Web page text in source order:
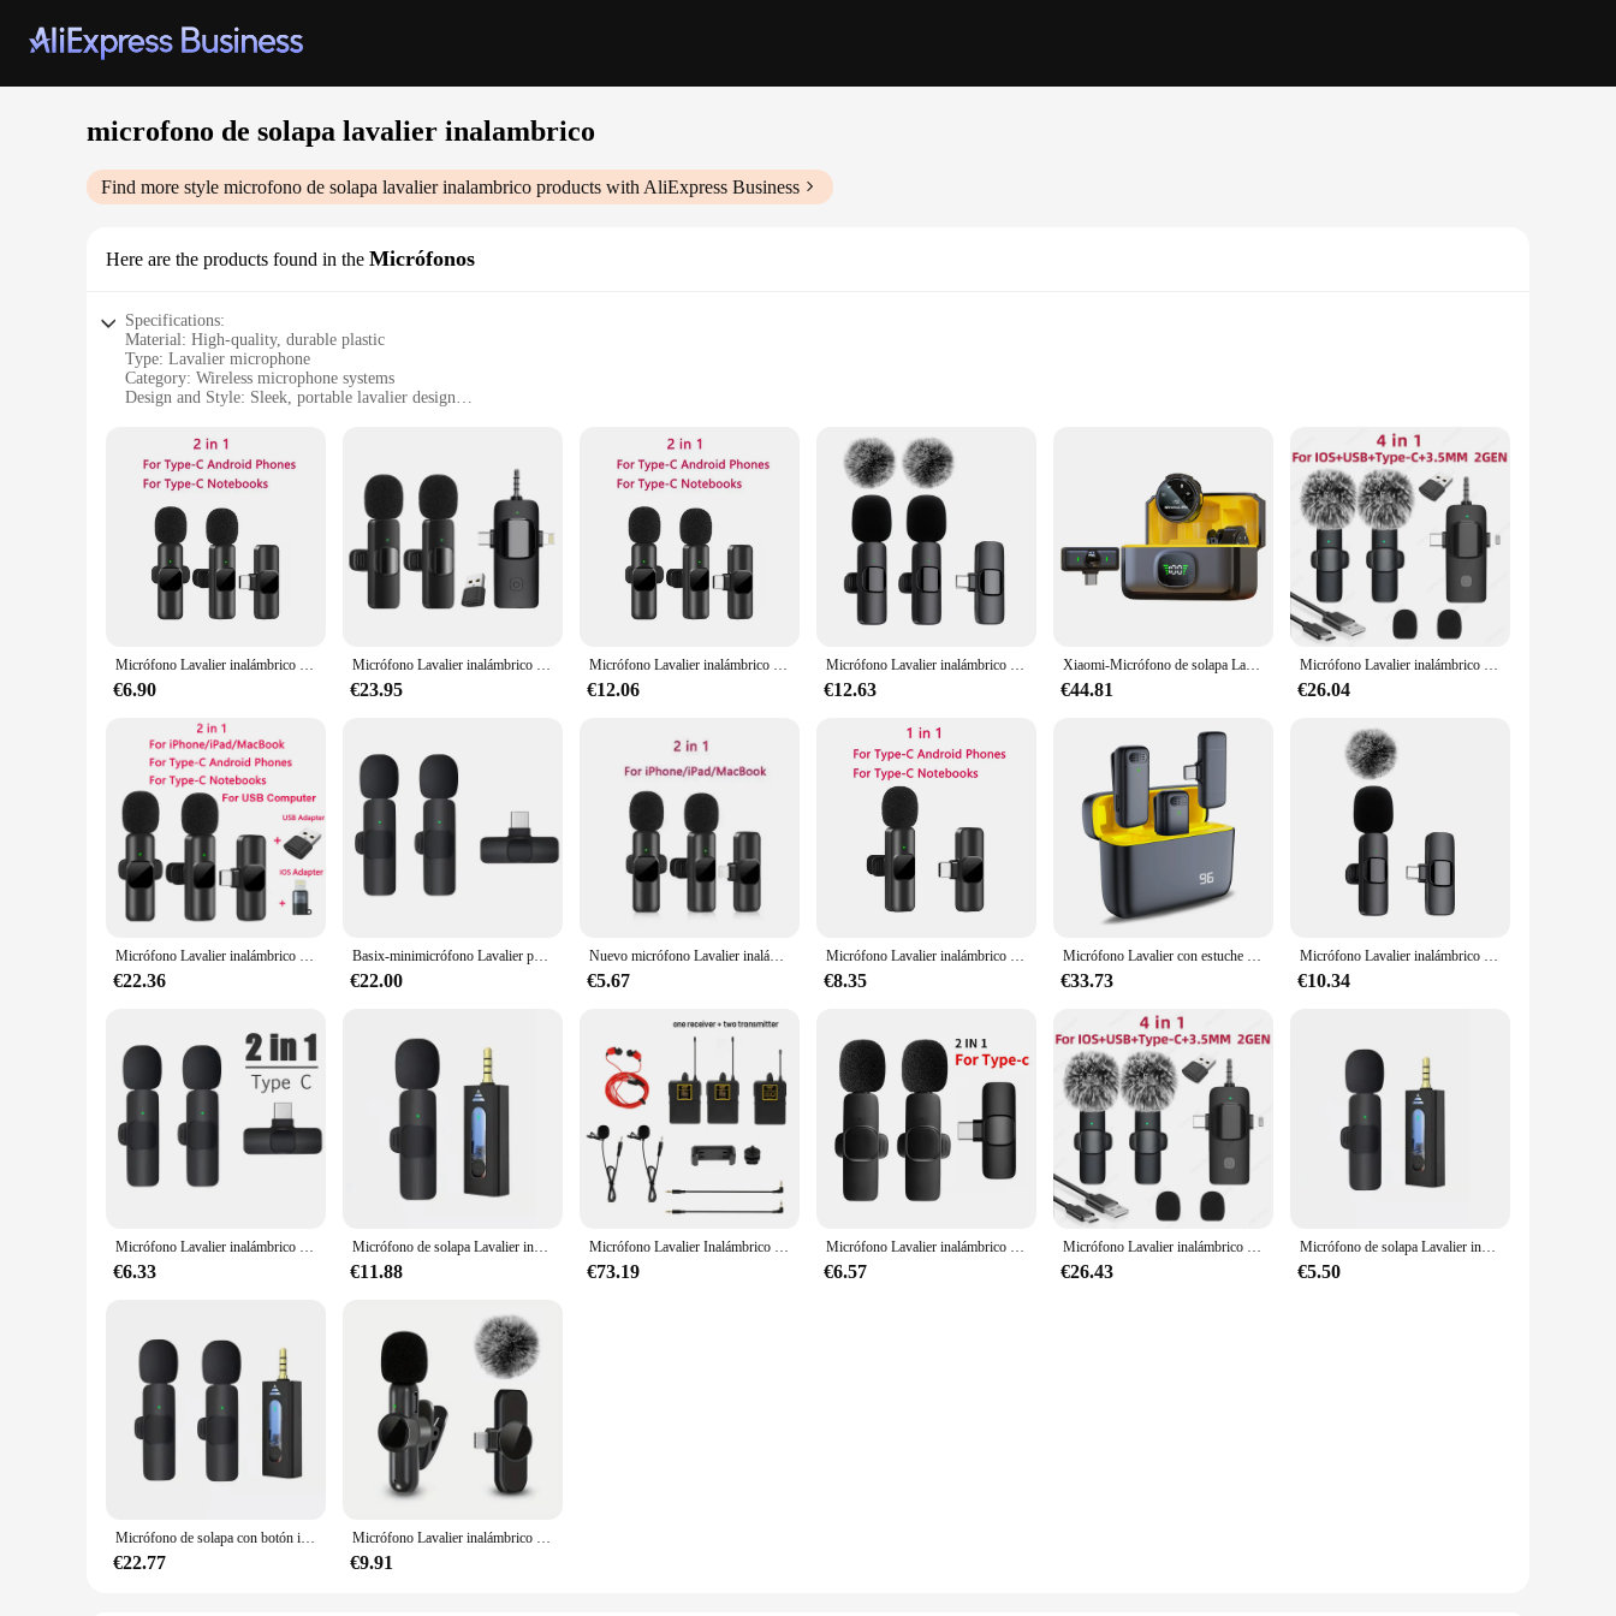
microfono de solapa lavalier inalambrico
Find more style microfono de solapa lavalier inalambrico products with AliExpress Business
Here are the products found in the Micrófonos
Specifications:
Material: High-quality, durable plastic
Type: Lavalier microphone
Category: Wireless microphone systems
Design and Style: Sleek, portable lavalier design
Performance and Property: Omnidirectional pickup pattern for clear audio capture
Features:
**Unmatched Convenience and Quality**
The microfono de solapa lavalier inalambrico is a testament to the seamless blend of convenience and quality in audio recording. This wireless lavalier microphone is designed to be a reliable
companion for various audio applications, from professional interviews to live performances. The sleek, portable design ensures that it can be easily attached to clothing, making it a discreet and
unobtrusive solution for capturing audio without the need for cables or wires.
This microphone system is not just about performance; it's also about user-friendliness. The wireless functionality allows for greater freedom of movement, making it an excellent choice for dynamic
settings. The omnidirectional pickup pattern ensures that the microphone captures audio from all directions, providing a clear and balanced sound. Whether you're a professional broadcaster, a
podcaster, or a content creator, this microphone is versatile enough to meet your audio needs.
**Optimized for Diverse Scenarios**
The microfono de solapa lavalier inalambrico is not just for personal use; it's also a valuable asset for vendors, suppliers, and wholesalers. Its durable construction and reliable performance make it a
top choice for those looking to provide quality audio equipment to their customers. Whether you're setting up a podcast studio, conducting interviews, or capturing live events, this microphone set is
designed to perform in diverse scenarios, ensuring that your audio is captured with clarity and precision.
Micrófono Lavalier inalámbrico portátil, minimicrófono de grabación de Audio y vídeo para iPhone, Android, transmisión en vivo, videojuegos, teléfono
€6.90
Micrófono Lavalier inalámbrico profesional 4 en 1 para entrevistas, Podcast de vídeo para iPhone/iPad/Android/Smartphone/cámara/ordenador
€23.95
Micrófono Lavalier inalámbrico portátil, minimicrófono de grabación de Audio y vídeo para iPhone, Android, transmisión en vivo, videojuegos, teléfono
€12.06
Micrófono Lavalier inalámbrico para teléfono móvil, minimicrófono de grabación de Audio y vídeo para iPhone, Android, portátil, juegos en vivo
€12.63
Xiaomi-Micrófono de solapa Lavalier inalámbrico para iPhone, iPad, teléfono Android tipo C, grabación de juegos en vivo, entrevista con Clip magnético
€44.81
Micrófono Lavalier inalámbrico 4 en 1 para iPhone y Android, dispositivo profesional de 3,5mm para Grabación de Radio en vivo, reducción de ruido, Mini Microph
€26.04
Micrófono Lavalier inalámbrico portátil para iPhone, Android, transmisión en vivo, videojuegos, teléfono
€22.36
Basix-minimicrófono Lavalier portátil, dispositivo inalámbrico para grabación de Audio y vídeo, con solapa, para IPhone, ipad
€22.00
Nuevo micrófono Lavalier inalámbrico, Mini micrófono portátil para grabación de Audio y vídeo para iPhone, Android, transmisión en vivo, micrófono para teléfono y juegos
€5.67
Micrófono Lavalier inalámbrico K9, Mini micrófono de grabación de Audio y Video para iPhone y Android, teléfono móvil
€8.35
Micrófono Lavalier con estuche de carga, estéreo inalámbrico de 2,4G para entrevista en vivo, micrófono de solapa con cancelación de MiniNoise al aire libre
€33.73
Micrófono Lavalier inalámbrico para teléfono móvil, minimicrófono de grabación de Audio y vídeo para iPhone, Android, portátil, juegos en vivo
€10.34
Micrófono Lavalier inalámbrico portátil, minimicrófono de grabación de Audio y vídeo para iPhone, teléfono Android, transmisión en vivo, para juegos
€6.33
Micrófono de solapa Lavalier inalámbrico, para cámara condensador omnidireccional, altavoz, Smartphone, grabación, Youtube, 3,5mm
€11.88
Micrófono Lavalier Inalámbrico UHF de Audio, 30 canales seleccionables, rango de 50m, para cámara DSLR, entrevista, grabación en vivo
€73.19
Micrófono Lavalier inalámbrico portátil, minimicrófono de grabación de Audio y vídeo para iPhone, Android, transmisión en vivo, para juegos y teléfono
€6.57
Micrófono Lavalier inalámbrico 4 en 1 para iPhone y Android, dispositivo profesional de 3,5mm para Grabación de Radio en vivo, reducción de ruido, Mini Microph
€26.43
Micrófono de solapa Lavalier inalámbrico, para cámara condensador omnidireccional, altavoz, Smartphone, grabación, Youtube, 3,5mm
€5.50
Micrófono de solapa con botón inalámbrico, Mini micrófono Bluetooth para teléfono, PC, móvil, corbata pequeña, Micro Bluetooth, Mikrofon pequeño
€22.77
Micrófono Lavalier inalámbrico con cubierta a prueba de viento, Mini micrófono de grabación de Audio y Video para iPhone y teléfono móvil Android
€9.91